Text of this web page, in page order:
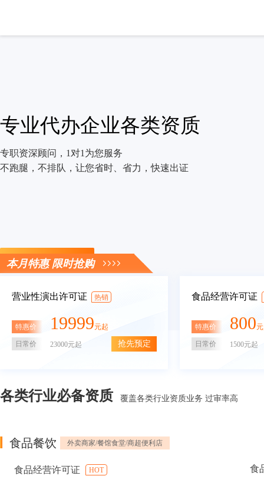
专业代办企业各类资质
专职资深顾问，1对1为您服务
不跑腿，不排队，让您省时、省力，快速出证
立即咨询
本月特惠 限时抢购
营业性演出许可证 热销
特惠价 19999元起
日常价 23000元起 抢先预定
食品经营许可证
特惠价 800
日常价 1500元起
各类行业必备资质 覆盖各类行业资质业务 过审率高
食品餐饮 外卖商家/餐馆食堂/商超便利店
食品经营许可证 HOT 食